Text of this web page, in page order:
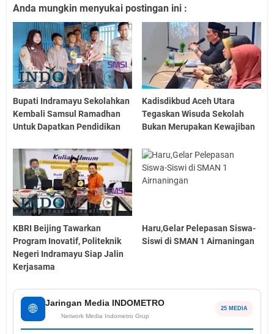
Anda mungkin menyukai postingan ini :
Bupati Indramayu Sekolahkan
Kembali Samsul Ramadhan
Untuk Dapatkan Pendidikan
Kadisdikbud Aceh Utara
Tegaskan Wisuda Sekolah
Bukan Merupakan Kewajiban
KBRI Beijing Tawarkan
Program Inovatif, Politeknik
Negeri Indramayu Siap Jalin
Kerjasama
Haru,Gelar Pelepasan Siswa-
Siswi di SMAN 1 Airnaningan
🌐 Jaringan Media INDOMETRO
Network Media Indometro Grup
25 MEDIA